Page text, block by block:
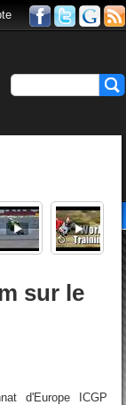
sur le
d'Europe ICGP